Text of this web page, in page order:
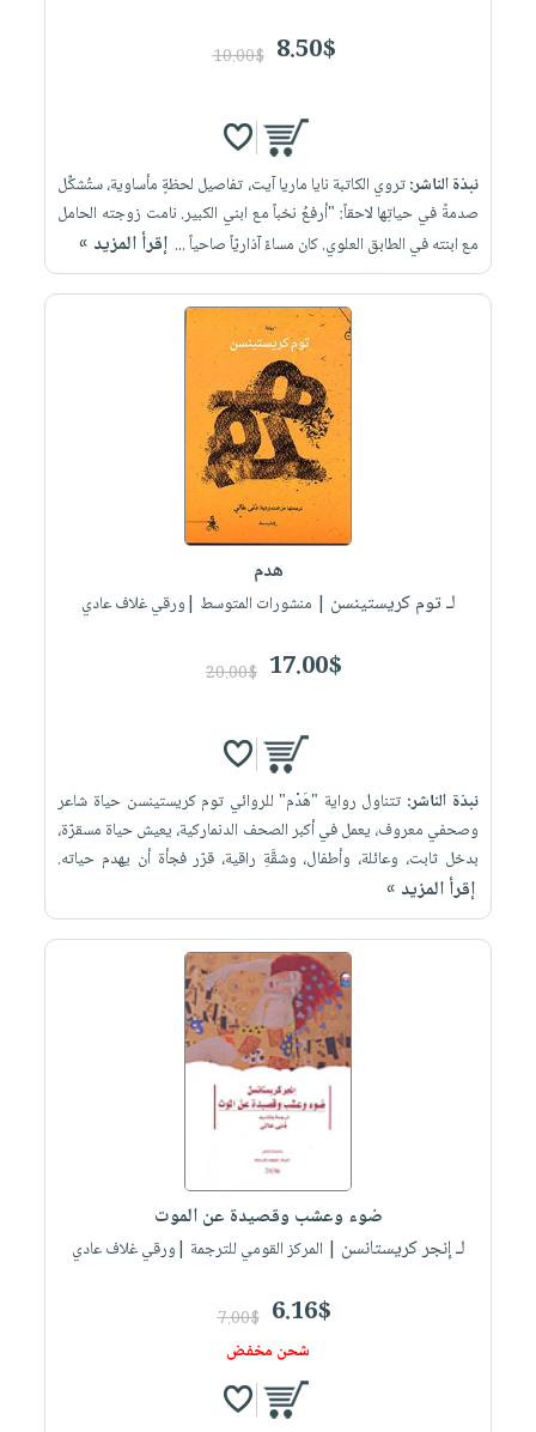
8.50$
10.00$
نبذة الناشر:تروي الكاتبة نايا ماريا آيت، تفاصيل لحظةٍ مأساوية، ستُشكِّل
صدمةً في حياتِها لاحقاً: "أرفعُ نخباً مع ابني الكبير. نامت زوجته الحامل
مع ابنته في الطابق العلوي. كان مساءً آذاريّاً صاحياً ... إقرأ المزيد »
هدم
لـ توم كريستينسن | منشورات المتوسط |ورقي غلاف عادي
17.00$
20.00$
نبذة الناشر: تتناول رواية "هَدْم" للروائي توم كريستينسن حياة شاعر
وصحفي معروف، يعمل في أكبر الصحف الدنماركية، يعيش حياة مسقرّة،
بدخل ثابت، وعائلة، وأطفال، وشقَّةِ راقية، قرّر فجأة أن يهدم حياته.
إقرأ المزيد »
ضوء وعشب وقصيدة عن الموت
لـ إنجر كريستانسن | المركز القومي للترجمة |ورقي غلاف عادي
6.16$
7.00$
شحن مخفض